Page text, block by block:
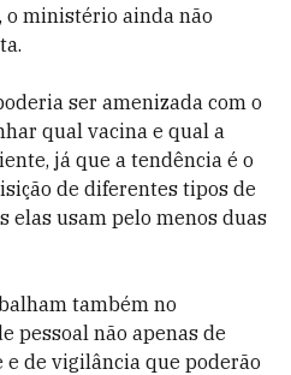
o ministério ainda não
ser amenizada com o
qual vacina e qual a
já que a tendência é o
de diferentes tipos de
elas usam pelo menos duas
também no
pessoal não apenas de
e de vigilância que poderão